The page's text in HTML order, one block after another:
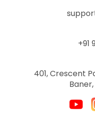
+91
401, Crescent